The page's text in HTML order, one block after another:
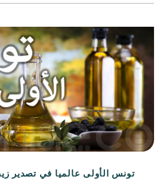
تونس الأولى عالميا في تصدير